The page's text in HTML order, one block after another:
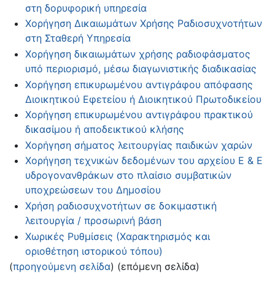
στη δορυφορική υπηρεσία
Χορήγηση Δικαιωμάτων Χρήσης Ραδιοσυχνοτήτων
στη Σταθερή Υπηρεσία
Χορήγηση δικαιωμάτων χρήσης ραδιοφάσματος
υπό περιορισμό, μέσω διαγωνιστικής διαδικασίας
Χορήγηση επικυρωμένου αντιγράφου απόφασης
Διοικητικού Εφετείου ή Διοικητικού Πρωτοδικείου
Χορήγηση επικυρωμένου αντιγράφου πρακτικού
δικασίμου ή αποδεικτικού κλήσης
Χορήγηση σήματος λειτουργίας παιδικών χαρών
Χορήγηση τεχνικών δεδομένων του αρχείου Ε & Ε
υδρογονανθράκων στο πλαίσιο συμβατικών
υποχρεώσεων του Δημοσίου
Χρήση ραδιοσυχνοτήτων σε δοκιμαστική
λειτουργία / προσωρινή βάση
Χωρικές Ρυθμίσεις (Χαρακτηρισμός και
οριοθέτηση ιστορικού τόπου)
(προηγούμενη σελίδα) (επόμενη σελίδα)